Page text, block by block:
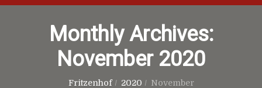
Monthly Archives:
November 2020
Fritzenhof / 2020 / November